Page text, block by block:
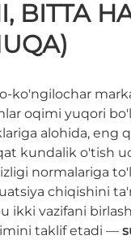
BITTA
ko'ngilochar
oqimi yuqori
alohida, eng
kundalik o'tish
normalariga
chiqishini
ikki vazifani
taklif etadi —